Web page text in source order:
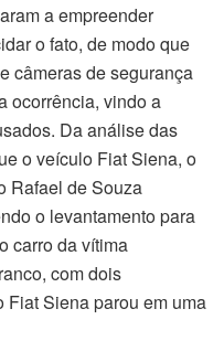
a empreender
o fato, de modo que
câmeras de segurança
ocorrência, vindo a
Da análise das
o veículo Fiat Siena, o
Rafael de Souza
o levantamento para
carro da vítima
com dois
Fiat Siena parou em uma